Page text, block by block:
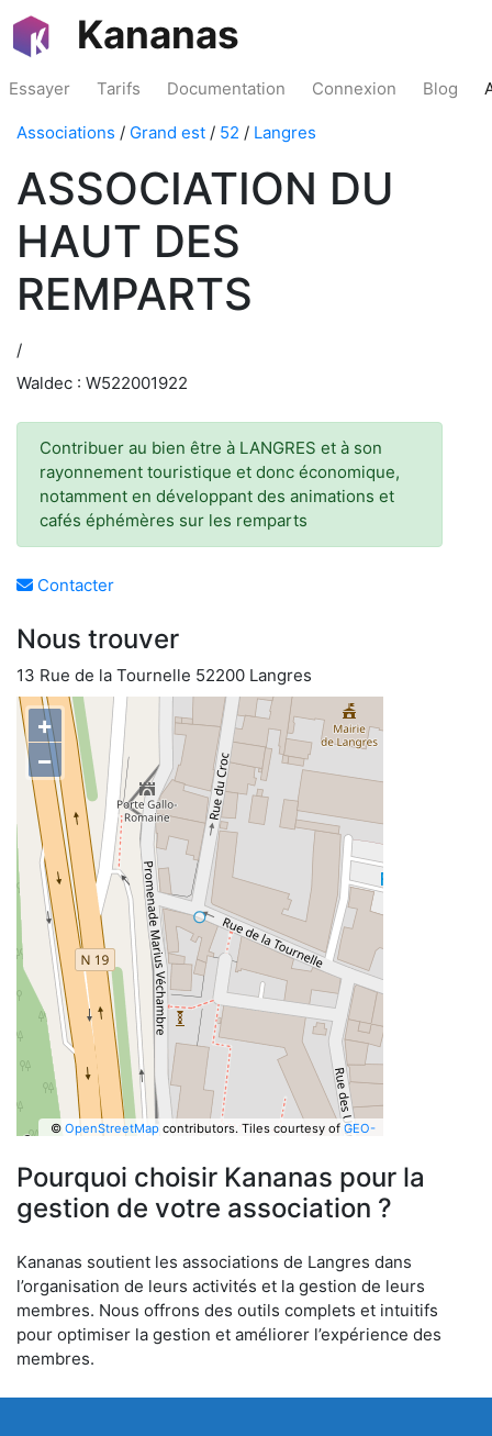
Kananas
Essayer Tarifs Documentation Connexion Blog
Associations / Grand est / 52 / Langres
ASSOCIATION DU
HAUT DES
REMPARTS
/
Waldec : W522001922
Contribuer au bien être à LANGRES et à son
rayonnement touristique et donc économique,
notamment en développant des animations et
cafés éphémères sur les remparts
Contacter
Nous trouver
13 Rue de la Tournelle 52200 Langres
+
−
© OpenStreetMapcontributors. Tiles courtesy of GEO-
Pourquoi choisir Kananas pour la
gestion de votre association ?
Kananas soutient les associations de Langres dans
l’organisation de leurs activités et la gestion de leurs
membres. Nous offrons des outils complets et intuitifs
pour optimiser la gestion et améliorer l’expérience des
membres.